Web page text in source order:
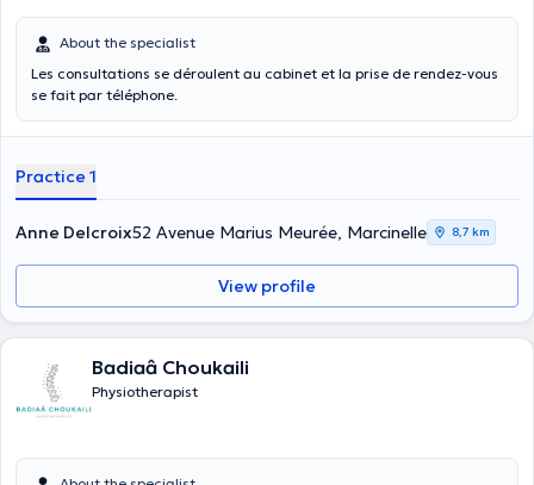
About the specialist
Les consultations se déroulent au cabinet et la prise de rendez-vous
se fait par téléphone.
Practice 1
Anne Delcroix52 Avenue Marius Meurée, Marcinelle 8,7 km
View profile
Badiaâ Choukaili
Physiotherapist